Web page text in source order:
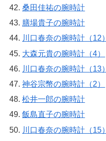
桑田佳祐の腕時計
膳場貴子の腕時計
川口春奈の腕時計（12）
大森元貴の腕時計（4）
川口春奈の腕時計（13）
神谷宗幣の腕時計（2）
松井一郎の腕時計
飯島直子の腕時計
川口春奈の腕時計（15）